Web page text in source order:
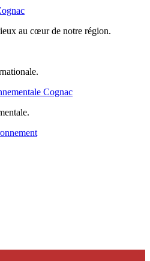
au cœur de notre région.
Cognac